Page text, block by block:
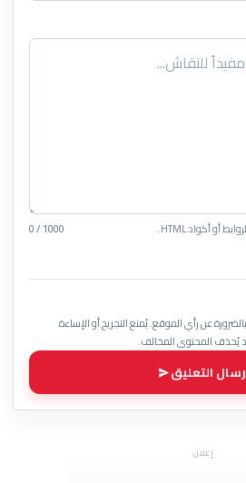
0 / 1000
عن رأي الموقع. يُمنع التجريح أو الإساءة
يُحذف المحتوى المخالف.
التعليق
إعلان